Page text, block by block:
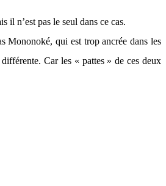
il n’est pas le seul dans ce cas.
Mononoké, qui est trop ancrée dans les
Car les « pattes » de ces deux